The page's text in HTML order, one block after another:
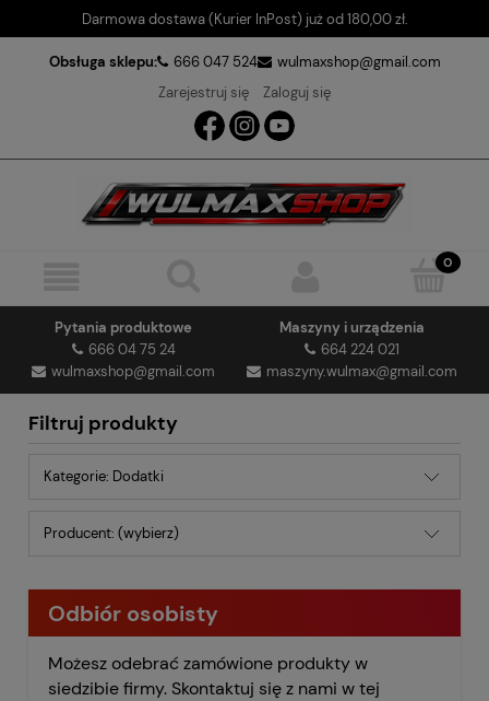
Darmowa dostawa (Kurier InPost) już od 180,00 zł.
Obsługa sklepu: 666 047 524
wulmaxshop@gmail.com
Zarejestruj się
Zaloguj się
Pytania produktowe
666 04 75 24
wulmaxshop@gmail.com
Maszyny i urządzenia
664 224 021
maszyny.wulmax@gmail.com
Filtruj produkty
Kategorie: Dodatki
Producent: (wybierz)
Odbiór osobisty
Możesz odebrać zamówione produkty w
siedzibie firmy. Skontaktuj się z nami w tej